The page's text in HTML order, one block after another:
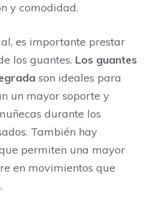
y comodidad.
es importante prestar
los guantes. Los guantes
son ideales para
un mayor soporte y
durante los
También hay
permiten una mayor
en movimientos que